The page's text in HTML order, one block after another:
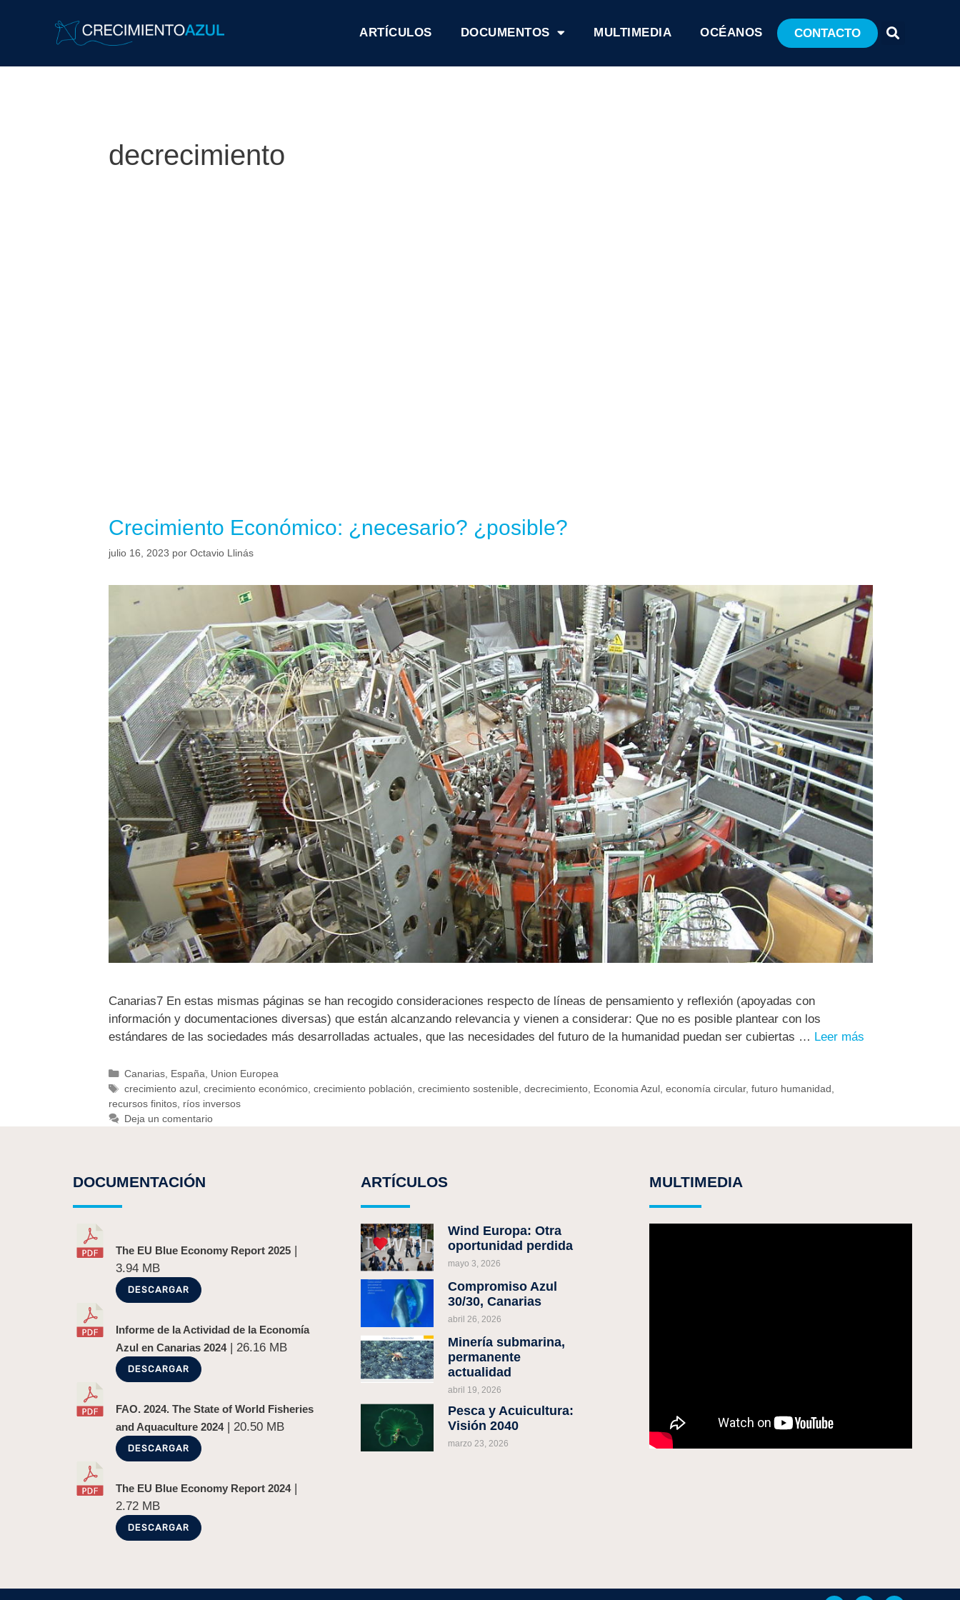
ARTÍCULOS DOCUMENTOS MULTIMEDIA OCÉANOS CONTACTO
decrecimiento
Crecimiento Económico: ¿necesario? ¿posible?
julio 16, 2023 por Octavio Llinás
Canarias7 En estas mismas páginas se han recogido consideraciones respecto de líneas de pensamiento y reflexión (apoyadas con
información y documentaciones diversas) que están alcanzando relevancia y vienen a considerar: Que no es posible plantear con los
estándares de las sociedades más desarrolladas actuales, que las necesidades del futuro de la humanidad puedan ser cubiertas … Leer más
Canarias, España
Union Europea
crecimiento azul, crecimiento económico, crecimiento población crecimiento sostenible decrecimiento, Economia Azul, economía circular, futuro humanidad
recursos finitos ríos inversos
Deja un comentario
DOCUMENTACIÓN
The EU Blue Economy Report 2025 |
3.94 MB
DESCARGAR
Informe de la Actividad de la Economía
Azul en Canarias 2024| 26.16 MB
DESCARGAR
FAO. 2024. The State of World Fisheries
and Aquaculture 2024| 20.50 MB
DESCARGAR
The EU Blue Economy Report 2024|
2.72 MB
DESCARGAR
ARTÍCULOS
Wind Europa: Otra
oportunidad perdida
mayo 3, 2026
Compromiso Azul
30/30, Canarias
abril 26, 2026
Minería submarina,
permanente
actualidad
abril 19, 2026
Pesca y Acuicultura:
Visión 2040
marzo 23, 2026
MULTIMEDIA